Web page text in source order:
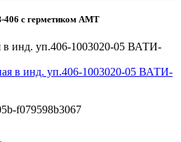
406 с герметиком АМТ
в инд. уп.406-1003020-05 ВАТИ-
f079598b3067